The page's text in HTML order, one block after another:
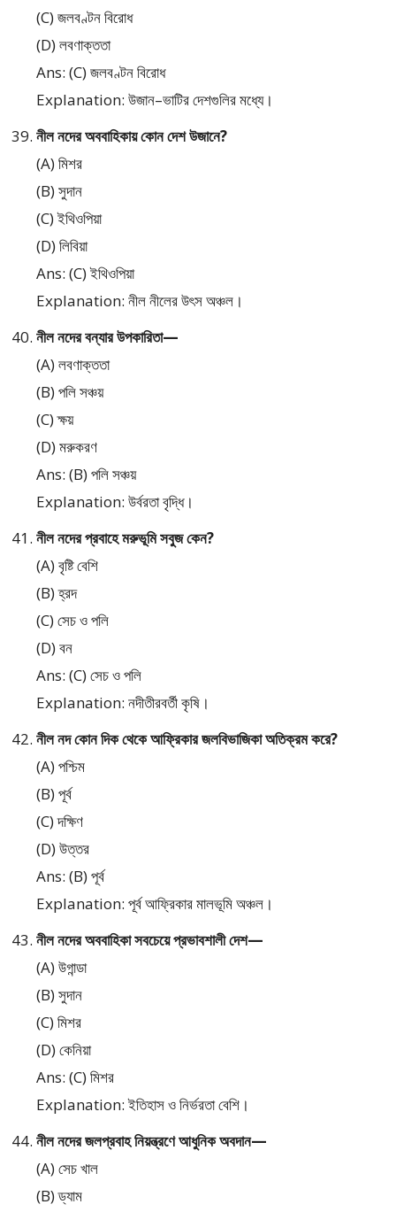
(C) জলবণ্টন বিরোধ
(D) লবণাক্ততা
Ans: (C) জলবণ্টন বিরোধ
Explanation: উজান–ভাটির দেশগুলির মধ্যে।
নীল নদের অববাহিকায় কোন দেশ উজানে?
(A) মিশর
(B) সুদান
(C) ইথিওপিয়া
(D) লিবিয়া
Ans: (C) ইথিওপিয়া
Explanation: নীল নীলের উৎস অঞ্চল।
নীল নদের বন্যার উপকারিতা—
(A) লবণাক্ততা
(B) পলি সঞ্চয়
(C) ক্ষয়
(D) মরুকরণ
Ans: (B) পলি সঞ্চয়
Explanation: উর্বরতা বৃদ্ধি।
নীল নদের প্রবাহে মরুভূমি সবুজ কেন?
(A) বৃষ্টি বেশি
(B) হ্রদ
(C) সেচ ও পলি
(D) বন
Ans: (C) সেচ ও পলি
Explanation: নদীতীরবর্তী কৃষি।
নীল নদ কোন দিক থেকে আফ্রিকার জলবিভাজিকা অতিক্রম করে?
(A) পশ্চিম
(B) পূর্ব
(C) দক্ষিণ
(D) উত্তর
Ans: (B) পূর্ব
Explanation: পূর্ব আফ্রিকার মালভূমি অঞ্চল।
নীল নদের অববাহিকা সবচেয়ে প্রভাবশালী দেশ—
(A) উগান্ডা
(B) সুদান
(C) মিশর
(D) কেনিয়া
Ans: (C) মিশর
Explanation: ইতিহাস ও নির্ভরতা বেশি।
নীল নদের জলপ্রবাহ নিয়ন্ত্রণে আধুনিক অবদান—
(A) সেচ খাল
(B) ড্যাম